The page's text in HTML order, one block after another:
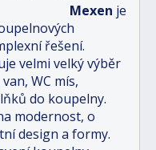
Mexen je
řešení.
velmi velký výběr
WC mís,
do koupelny.
modernost, o
design a formy.